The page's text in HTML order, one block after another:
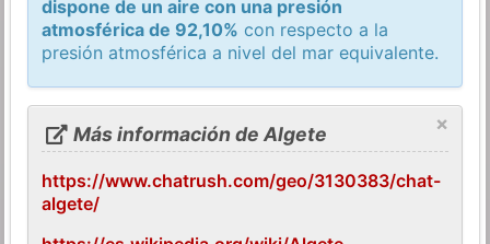
dispone de un aire con una presión
atmosférica de 92,10% con respecto a la
presión atmosférica a nivel del mar equivalente.
×
Más información de Algete
https://www.chatrush.com/geo/3130383/chat-
algete/